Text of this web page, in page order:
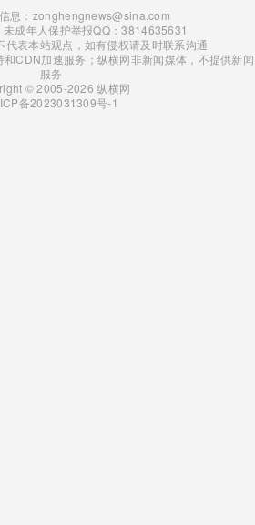
息：zonghengnews@sina.com
成年人保护举报QQ：3814635631
代表本站观点，如有侵权请及时联系沟通
CDN加速服务；纵横网非新闻媒体，不提供新闻
服务
© 2005-2026 纵横网
备2023031309号-1